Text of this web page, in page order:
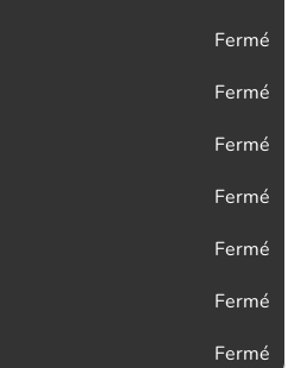
Fermé
Fermé
Fermé
Fermé
Fermé
Fermé
Fermé